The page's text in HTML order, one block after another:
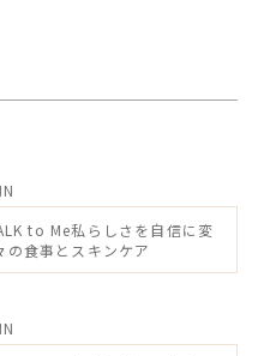
to Me私らしさを自信に変
の食事とスキンケア